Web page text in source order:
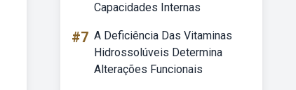
Capacidades Internas
#7 A Deficiência Das Vitaminas
Hidrossolúveis Determina
Alterações Funcionais